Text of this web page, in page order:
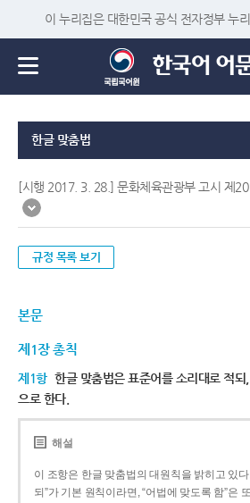
이 누리집은 대한민국 공식 전자정부 누
한글 맞춤법
[시행 2017. 3. 28.] 문화체육관광부 고시 제
규정 목록 보기
본문
제1장 총칙
제1항 한글 맞춤법은 표준어를 소리대로 적
으로 한다.
해설
이 조항은 한글 맞춤법의 대원칙을 밝히고 있
되”가 기본 원칙이라면, “어법에 맞도록 함”은